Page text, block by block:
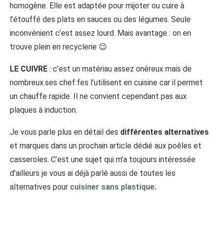
homogène. Elle est adaptée pour mijoter ou cuire à
l’étouffé des plats en sauces ou des légumes. Seule
inconvénient c’est assez lourd. Mais avantage : on en
trouve plein en recyclerie 😉
LE CUIVRE : c’est un matériau assez onéreux mais de
nombreux.ses chef.fes l’utilisent en cuisine car il permet
un chauffe rapide. Il ne convient cependant pas aux
plaques à induction.
Je vous parle plus en détail des différentes alternatives
et marques dans un prochain article dédié aux poêles et
casseroles. C’est une sujet qui m’a toujours intéressée
d’ailleurs je vous ai déjà parlé aussi de toutes les
alternatives pour cuisiner sans plastique.